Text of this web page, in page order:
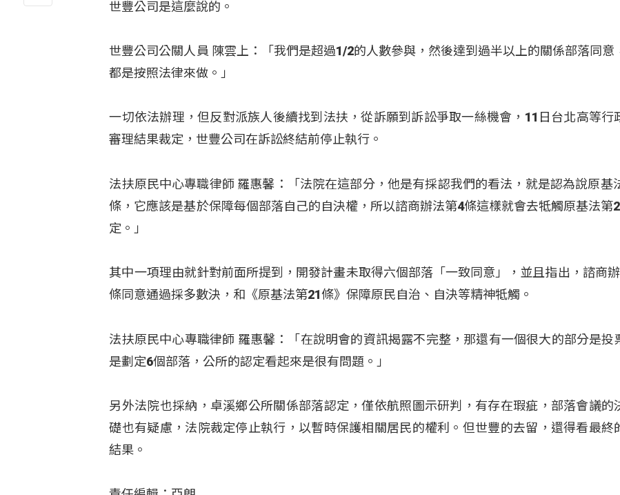
世豐公司是這麼說的。
世豐公司公關人員 陳雲上：「我們是超過1/2的人數參與，然後達到過半以上的關係部落同意
都是按照法律來做。」
一切依法辦理，但反對派族人後續找到法扶，從訴願到訴訟爭取一絲機會，11日台北高等行
審理結果裁定，世豐公司在訴訟終結前停止執行。
法扶原民中心專職律師 羅惠馨：「法院在這部分，他是有採認我們的看法，就是認為說原基
條，它應該是基於保障每個部落自己的自決權，所以諮商辦法第4條這樣就會去牴觸原基法第
定。」
其中一項理由就針對前面所提到，開發計畫未取得六個部落「一致同意」，並且指出，諮商
條同意通過採多數決，和《原基法第21條》保障原民自治、自決等精神牴觸。
法扶原民中心專職律師 羅惠馨：「在說明會的資訊揭露不完整，那還有一個很大的部分是投
是劃定6個部落，公所的認定看起來是很有問題。」
另外法院也採納，卓溪鄉公所關係部落認定，僅依航照圖示研判，有存在瑕疵，部落會議的
礎也有疑慮，法院裁定停止執行，以暫時保護相關居民的權利。但世豐的去留，還得看最終
結果。